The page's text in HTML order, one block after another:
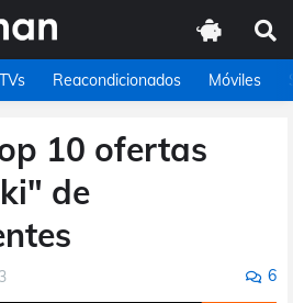
TVs Reacondicionados Móviles
10 ofertas
de
6